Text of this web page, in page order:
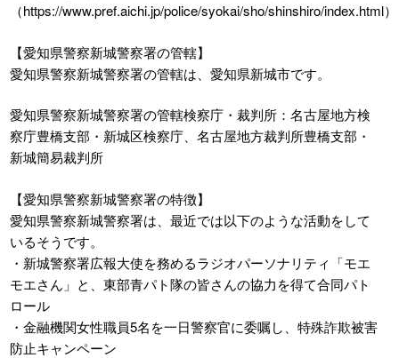
（https://www.pref.aichi.jp/police/syokai/sho/shinshiro/index.html）
【愛知県警察新城警察署の管轄】
愛知県警察新城警察署の管轄は、愛知県新城市です。
愛知県警察新城警察署の管轄検察庁・裁判所：名古屋地方検
察庁豊橋支部・新城区検察庁、名古屋地方裁判所豊橋支部・
新城簡易裁判所
【愛知県警察新城警察署の特徴】
愛知県警察新城警察署は、最近では以下のような活動をして
いるそうです。
・新城警察署広報大使を務めるラジオパーソナリティ「モエ
モエさん」と、東部青パト隊の皆さんの協力を得て合同パト
ロール
・金融機関女性職員5名を一日警察官に委嘱し、特殊詐欺被害
防止キャンペーン